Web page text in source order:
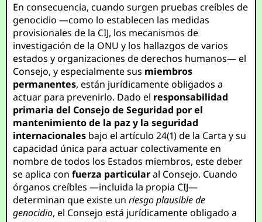
En consecuencia, cuando surgen pruebas creíbles de
genocidio —como lo establecen las medidas
provisionales de la CIJ, los mecanismos de
investigación de la ONU y los hallazgos de varios
estados y organizaciones de derechos humanos— el
Consejo, y especialmente sus miembros
permanentes, están jurídicamente obligados a
actuar para prevenirlo. Dado el responsabilidad
primaria del Consejo de Seguridad por el
mantenimiento de la paz y la seguridad
internacionales bajo el artículo 24(1) de la Carta y su
capacidad única para actuar colectivamente en
nombre de todos los Estados miembros, este deber
se aplica confuerza particularal Consejo. Cuando
órganos creíbles —incluida la propia CIJ—
determinan que existe unriesgo plausible de
genocidio, el Consejo está jurídicamente obligado a